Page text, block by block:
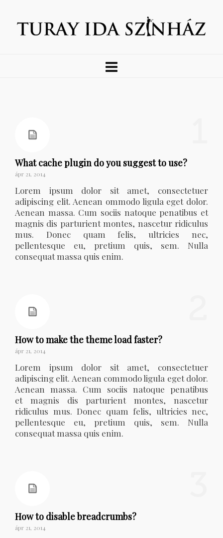
What cache plugin do you suggest to use?
ápr 21, 2014
Lorem ipsum dolor sit amet, consectetuer
adipiscing elit. Aenean ommodo ligula eget dolor.
Aenean massa. Cum sociis natoque penatibus et
magnis dis parturient montes, nascetur ridiculus
mus. Donec quam felis, ultricies nec,
pellentesque eu, pretium quis, sem. Nulla
consequat massa quis enim.
How to make the theme load faster?
ápr 21, 2014
Lorem ipsum dolor sit amet, consectetuer
adipiscing elit. Aenean commodo ligula eget dolor.
Aenean massa. Cum sociis natoque penatibus
et magnis dis parturient montes, nascetur
ridiculus mus. Donec quam felis, ultricies nec,
pellentesque eu, pretium quis, sem. Nulla
consequat massa quis enim.
How to disable breadcrumbs?
ápr 21, 2014